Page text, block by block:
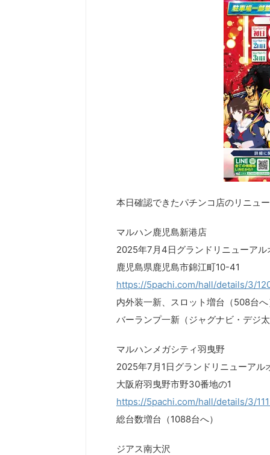
本日確認できたパチンコ店のリニュ
マルハン鹿児島新港店
2025年7月4日グランドリニューアル
鹿児島県鹿児島市錦江町10-41
https://5pachi.com/hall/details/3/
内外装一新、スロット増台（508台
バーランプ一新（ジャグナビ・デジ
マルハンメガシティ羽曳野
2025年7月1日グランドリニューアル
大阪府羽曳野市野30番地の1
https://5pachi.com/hall/details/3/
総台数増台（1088台へ）
ジアス南大沢